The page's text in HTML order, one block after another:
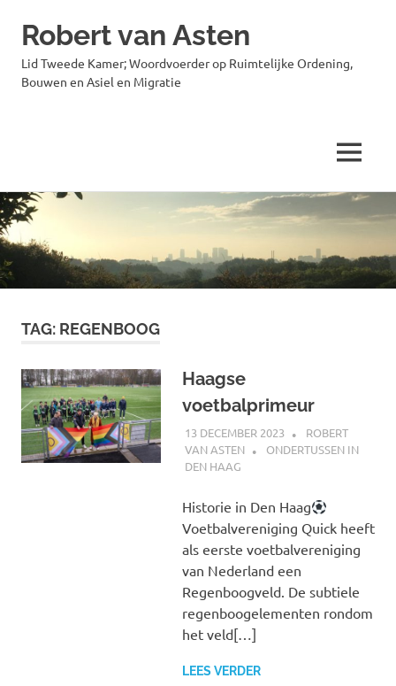
Ga
naar
de
inhoud
Robert van Asten
Lid Tweede Kamer; Woordvoerder op Ruimtelijke Ordening,
Bouwen en Asiel en Migratie
MENU
TAG: REGENBOOG
Haagse
voetbalprimeur
13 DECEMBER 2023
ROBERT
VAN ASTEN
ONDERTUSSEN IN
DEN HAAG
Historie in Den Haag
Voetbalvereniging Quick heeft
als eerste voetbalvereniging
van Nederland een
Regenboogveld. De subtiele
regenboogelementen rondom
het veld[…]
LEES VERDER